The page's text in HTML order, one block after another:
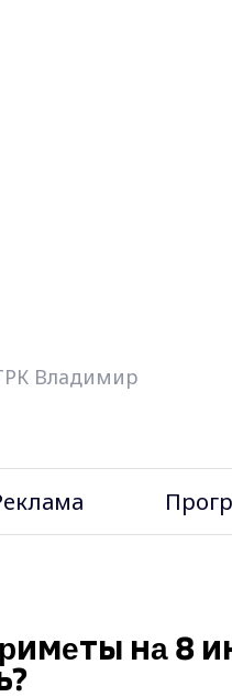
Владимир
нa 8